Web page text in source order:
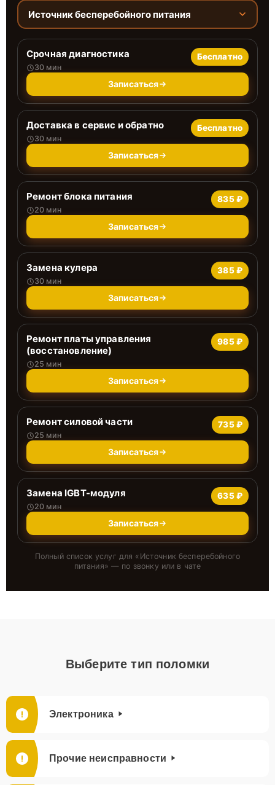
Источник бесперебойного питания
Срочная диагностика
30 мин
Бесплатно
Записаться
Доставка в сервис и обратно
30 мин
Бесплатно
Записаться
Ремонт блока питания
20 мин
835 ₽
Записаться
Замена кулера
30 мин
385 ₽
Записаться
Ремонт платы управления
(восстановление)
25 мин
985 ₽
Записаться
Ремонт силовой части
25 мин
735 ₽
Записаться
Замена IGBT-модуля
20 мин
635 ₽
Записаться
Полный список услуг для « Источник бесперебойного
питания» — по звонку или в чате
Выберите тип поломки
Электроника
Прочие неисправности